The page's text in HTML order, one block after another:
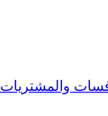
والمشتريات